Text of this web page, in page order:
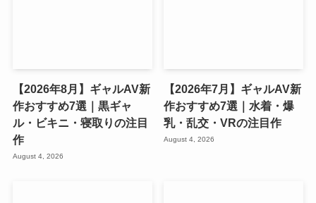
【2026年8月】ギャルAV新
作おすすめ7選｜黒ギャ
ル・ビキニ・寝取りの注目
作
August 4, 2026
【2026年7月】ギャルAV新
作おすすめ7選｜水着・爆
乳・乱交・VRの注目作
August 4, 2026